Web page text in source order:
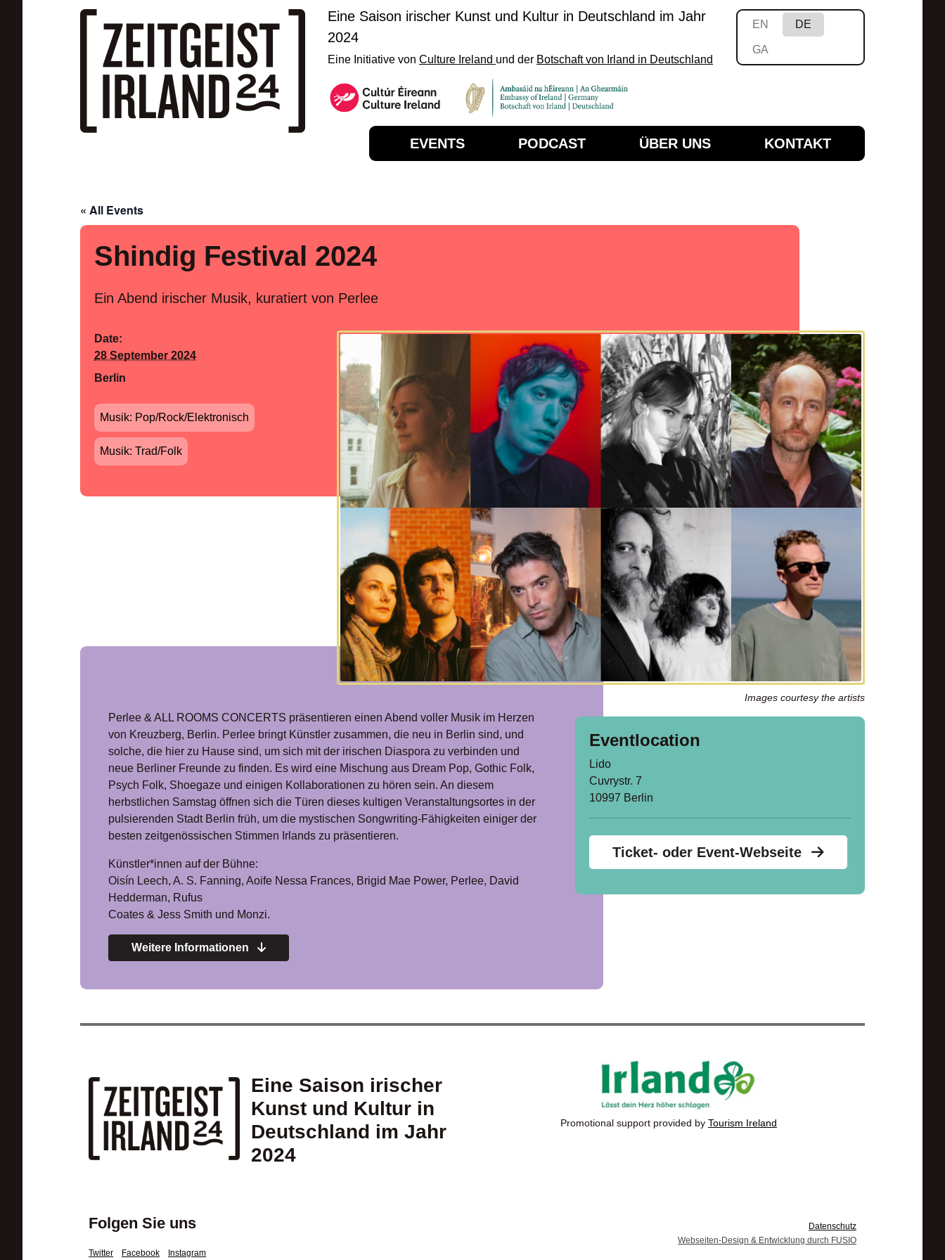
Skip to main content
Eine Saison irischer Kunst und Kultur in Deutschland im Jahr
2024
Eine Initiative von Culture Ireland und der Botschaft von Irland in Deutschland
EN DE
GA
EVENTS PODCAST ÜBER UNS KONTAKT
« All Events
Shindig Festival 2024
Ein Abend irischer Musik, kuratiert von Perlee
Date:
28 September 2024
Berlin
Musik: Pop/Rock/Elektronisch
Musik: Trad/Folk
Images courtesy the artists
Perlee & ALL ROOMS CONCERTS präsentieren einen Abend voller Musik im Herzen
von Kreuzberg, Berlin. Perlee bringt Künstler zusammen, die neu in Berlin sind, und
solche, die hier zu Hause sind, um sich mit der irischen Diaspora zu verbinden und
neue Berliner Freunde zu finden. Es wird eine Mischung aus Dream Pop, Gothic Folk,
Psych Folk, Shoegaze und einigen Kollaborationen zu hören sein. An diesem
herbstlichen Samstag öffnen sich die Türen dieses kultigen Veranstaltungsortes in der
pulsierenden Stadt Berlin früh, um die mystischen Songwriting-Fähigkeiten einiger der
besten zeitgenössischen Stimmen Irlands zu präsentieren.
Künstler*innen auf der Bühne:
Oisín Leech, A. S. Fanning, Aoife Nessa Frances, Brigid Mae Power, Perlee, David
Hedderman, Rufus
Coates & Jess Smith und Monzi.
Weitere Informationen
Eventlocation
Lido
Cuvrystr. 7
10997 Berlin
Ticket- oder Event-Webseite
Eine Saison irischer
Kunst und Kultur in
Deutschland im Jahr
2024
Promotional support provided by Tourism Ireland
Folgen Sie uns
Twitter Facebook Instagram
Datenschutz
Webseiten-Design & Entwicklung durch FUSIO